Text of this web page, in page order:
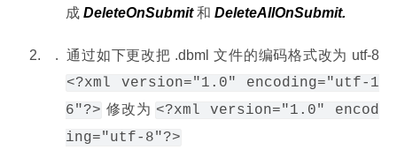
成 DeleteOnSubmit 和 DeleteAllOnSubmit.
<?xml version="1.0" encoding="utf-1
6"?> 修改为 <?xml version="1.0" encod
ing="utf-8"?>